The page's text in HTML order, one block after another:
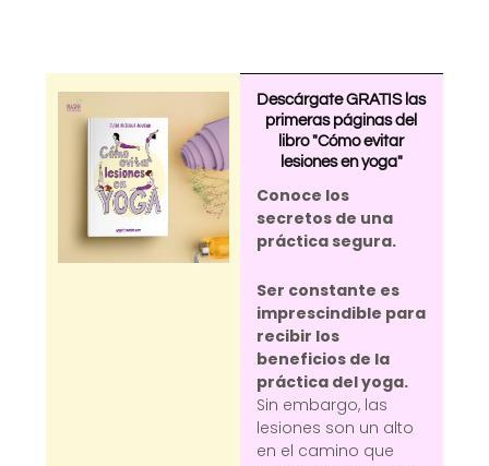
Descárgate GRATIS las
primeras páginas del
libro "Cómo evitar
lesiones en yoga"
Conoce los
secretos de una
práctica segura.
Ser constante es
imprescindible para
recibir los
beneficios de la
práctica del yoga.
Sin embargo, las
lesiones son un alto
en el camino que